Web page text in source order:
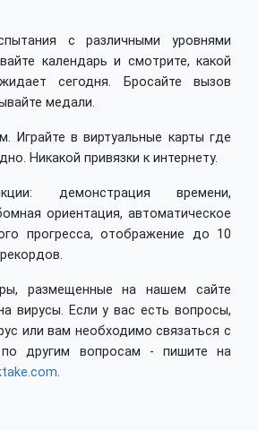
с различными уровнями
календарь и смотрите, какой
сегодня. Бросайте вызов
медали.
Играйте в виртуальные карты где
Никакой привязки к интернету.
демонстрация времени,
ориентация, автоматическое
прогресса, отображение до 10
размещенные на нашем сайте
вирусы. Если у вас есть вопросы,
или вам необходимо связаться с
по другим вопросам - пишите на
.